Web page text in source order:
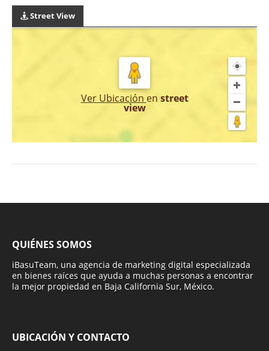
Street View
Ver Ubicación en street
view
QUIÉNES SOMOS
iBasuTeam, una agencia de marketing digital especializada
en bienes raíces que ayuda a muchas personas a encontrar
la mejor propiedad en Baja California Sur, México.
UBICACIÓN Y CONTACTO